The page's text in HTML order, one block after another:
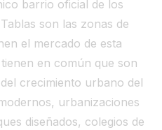
barrio oficial de los
son las zonas de
el mercado de esta
en común que son
crecimiento urbano del
urbanizaciones
diseñados, colegios de